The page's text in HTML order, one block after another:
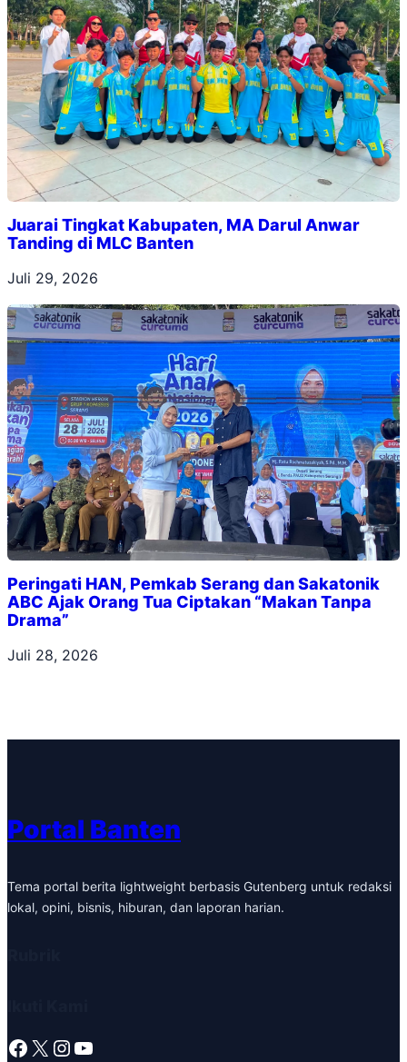
Juarai Tingkat Kabupaten, MA Darul Anwar
Tanding di MLC Banten
Juli 29, 2026
Peringati HAN, Pemkab Serang dan Sakatonik
ABC Ajak Orang Tua Ciptakan “Makan Tanpa
Drama”
Juli 28, 2026
Portal Banten
Tema portal berita lightweight berbasis Gutenberg untuk redaksi
lokal, opini, bisnis, hiburan, dan laporan harian.
Facebook X Instagram YouTube